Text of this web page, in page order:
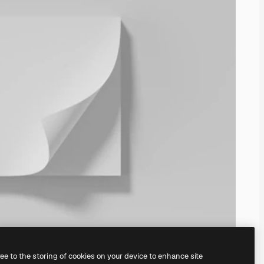
to the storing of cookies on your device to enhance site